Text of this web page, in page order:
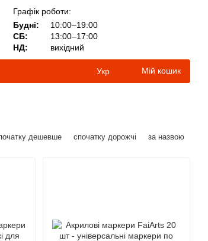
Графік роботи:
Будні:
10:00–19:00
СБ:
13:00–17:00
НД:
вихідний
Укр Мій кошик
дешевше спочатку дорожчі за назвою